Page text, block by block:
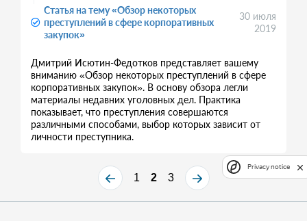
Статья на тему «Обзор некоторых
преступлений в сфере корпоративных
закупок»
30 июля
2019
Дмитрий Исютин-Федотков представляет вашему
вниманию «Обзор некоторых преступлений в сфере
корпоративных закупок». В основу обзора легли
материалы недавних уголовных дел. Практика
показывает, что преступления совершаются
различными способами, выбор которых зависит от
личности преступника.
1 2 3
Privacy notice